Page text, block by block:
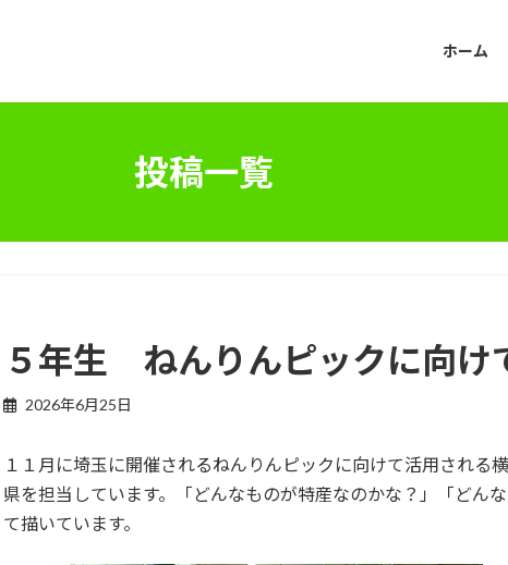
ホーム
投稿一覧
５年生 ねんりんピックに向け
2026年6月25日
１１月に埼玉に開催されるねんりんピックに向けて活用される
県を担当しています。「どんなものが特産なのかな？」「どん
て描いています。